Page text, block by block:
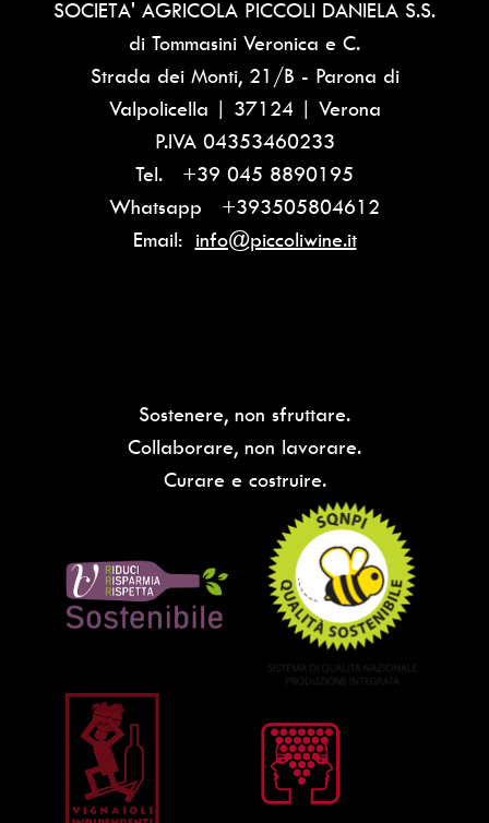
SOCIETA' AGRICOLA PICCOLI DANIELA S.S.
di Tommasini Veronica e C.
Strada dei Monti, 21/B - Parona di
Valpolicella | 37124 | Verona
P.IVA 04353460233
Tel. +39 045 8890195
Whatsapp +393505804612
Email: info@piccoliwine.it
Sostenere, non sfruttare.
Collaborare, non lavorare.
Curare e costruire.